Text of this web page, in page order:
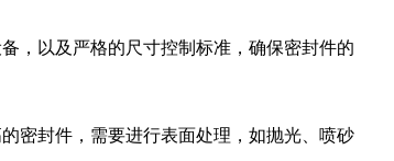
，以及严格的尺寸控制标准，确保密封件的
密封件，需要进行表面处理，如抛光、喷砂